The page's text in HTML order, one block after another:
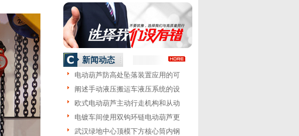
新闻动态
电动葫芦防高处坠落装置应用的可
阐述手动液压搬运车液压系统的设
欧式电动葫芦主动行走机构和从动
电镀车间使用双钩环链电动葫芦更
武汉绿地中心顶模下方核心筒内钢